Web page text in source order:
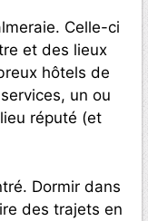
Celle-ci
et des lieux
hôtels de
un ou
réputé (et
Dormir dans
des trajets en